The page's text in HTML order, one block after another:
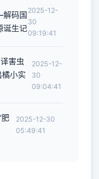
码国
诞生记
2025-12-
30
09:19:41
害虫
小实
2025-12-
30
09:04:41
肥
2025-12-30
05:49:41